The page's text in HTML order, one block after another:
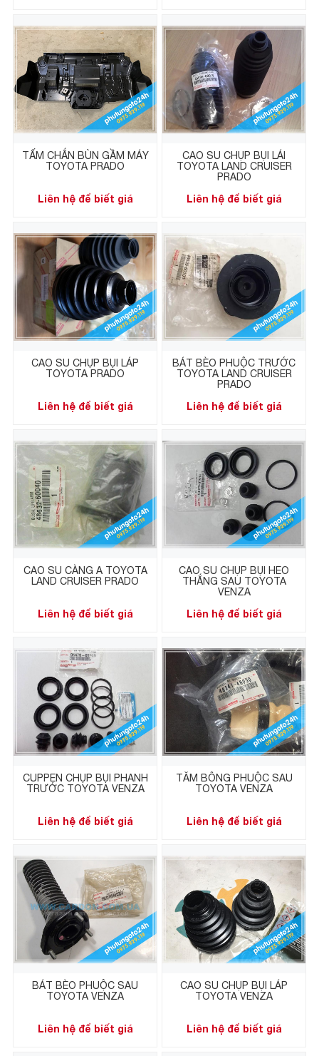
TẤM CHẮN BÙN GẦM MÁY
TOYOTA PRADO
Liên hệ để biết giá
CAO SU CHỤP BỤI LÁI
TOYOTA LAND CRUISER
PRADO
Liên hệ để biết giá
CAO SU CHỤP BỤI LÁP
TOYOTA PRADO
Liên hệ để biết giá
BÁT BÈO PHUỘC TRƯỚC
TOYOTA LAND CRUISER
PRADO
Liên hệ để biết giá
CAO SU CÀNG A TOYOTA
LAND CRUISER PRADO
Liên hệ để biết giá
CAO SU CHỤP BỤI HEO
THẮNG SAU TOYOTA
VENZA
Liên hệ để biết giá
CUPPEN CHỤP BỤI PHANH
TRƯỚC TOYOTA VENZA
Liên hệ để biết giá
TĂM BÔNG PHUỘC SAU
TOYOTA VENZA
Liên hệ để biết giá
BÁT BÈO PHUỘC SAU
TOYOTA VENZA
Liên hệ để biết giá
CAO SU CHỤP BỤI LÁP
TOYOTA VENZA
Liên hệ để biết giá